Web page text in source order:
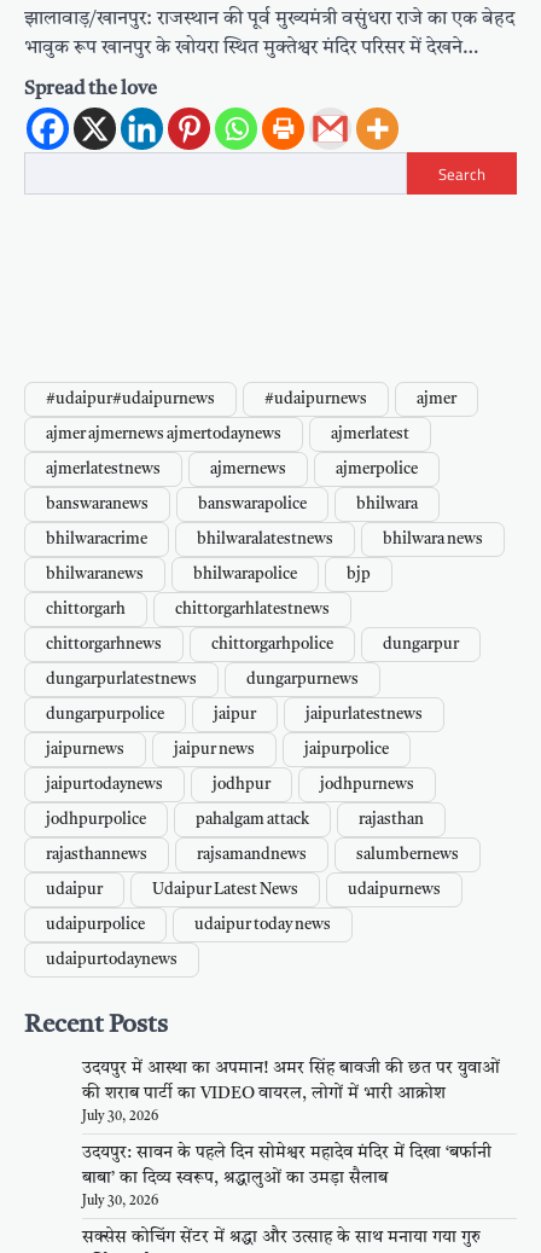
झालावाड़/खानपुर: राजस्थान की पूर्व मुख्यमंत्री वसुंधरा राजे का एक बेहद
भावुक रूप खानपुर के खोयरा स्थित मुक्तेश्वर मंदिर परिसर में देखने…
Spread the love
Search
#udaipur#udaipurnews #udaipurnews ajmer
ajmer ajmernews ajmertodaynews ajmerlatest
ajmerlatestnews ajmernews ajmerpolice
banswaranews banswarapolice bhilwara
bhilwaracrime bhilwaralatestnews bhilwara news
bhilwaranews bhilwarapolice bjp
chittorgarh chittorgarhlatestnews
chittorgarhnews chittorgarhpolice dungarpur
dungarpurlatestnews dungarpurnews
dungarpurpolice jaipur jaipurlatestnews
jaipurnews jaipur news jaipurpolice
jaipurtodaynews jodhpur jodhpurnews
jodhpurpolice pahalgam attack rajasthan
rajasthannews rajsamandnews salumbernews
udaipur Udaipur Latest News udaipurnews
udaipurpolice udaipur today news
udaipurtodaynews
Recent Posts
उदयपुर में आस्था का अपमान! अमर सिंह बावजी की छत पर युवाओं
की शराब पार्टी का VIDEO वायरल, लोगों में भारी आक्रोश
July 30, 2026
उदयपुर: सावन के पहले दिन सोमेश्वर महादेव मंदिर में दिखा ‘बर्फानी
बाबा’ का दिव्य स्वरूप, श्रद्धालुओं का उमड़ा सैलाब
July 30, 2026
सक्सेस कोचिंग सेंटर में श्रद्धा और उत्साह के साथ मनाया गया गुरु